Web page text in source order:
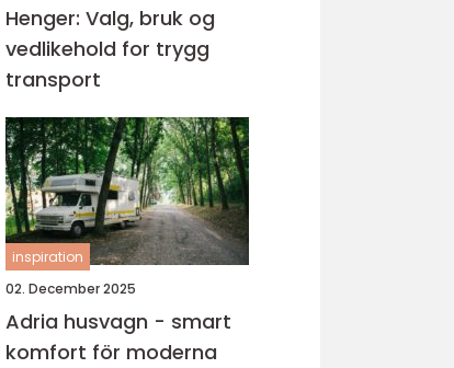
Henger: Valg, bruk og
vedlikehold for trygg
transport
inspiration
02. December 2025
Adria husvagn - smart
komfort för moderna